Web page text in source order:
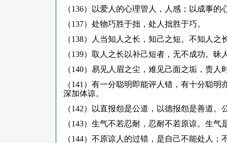
（136）以爱人的心理管人，人感；以成事的
（137）处物巧胜于拙，处人拙胜于巧。
（138）人当知人之长，知己之短。不知人
（139）取人之长以补己短者，无不成功。
（140）易见人眉之尘，难见己面之垢，责
（141）有一分聪明即能评人错，有十分聪
深加体谅。
（142）以直报怨是公道，以德报怨是善道
（143）生气不若忍耐，忍耐不若原谅。生
（144）不原谅人的过错，是自己不能处人